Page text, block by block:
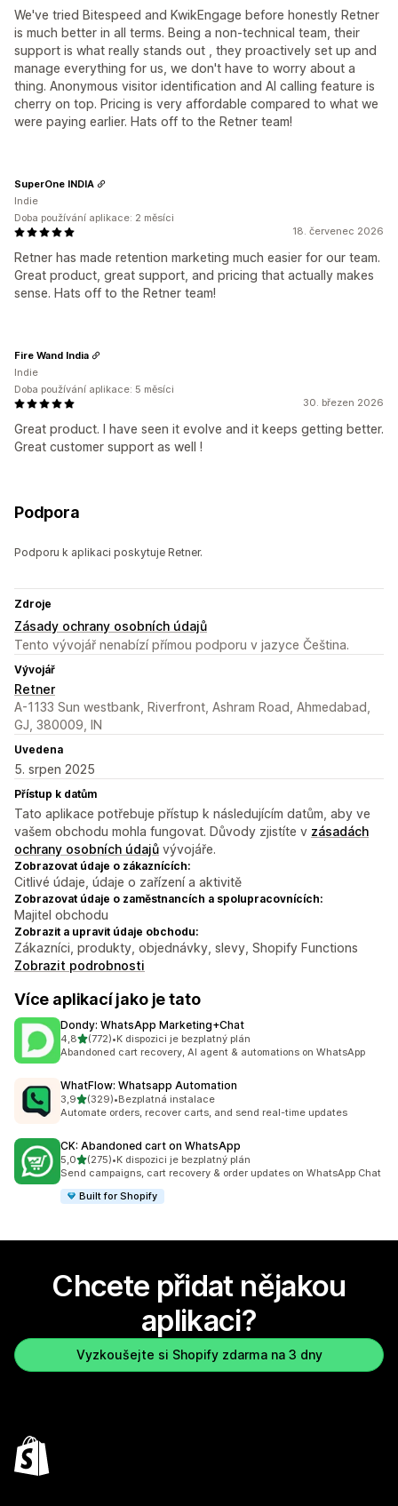
We've tried Bitespeed and KwikEngage before honestly Retner
is much better in all terms. Being a non-technical team, their
support is what really stands out , they proactively set up and
manage everything for us, we don't have to worry about a
thing. Anonymous visitor identification and AI calling feature is
cherry on top. Pricing is very affordable compared to what we
were paying earlier. Hats off to the Retner team!
18. červenec 2026
Retner has made retention marketing much easier for our team.
Great product, great support, and pricing that actually makes
sense. Hats off to the Retner team!
SuperOne INDIA
Indie
Doba používání aplikace: 2 měsíci
30. březen 2026
Great product. I have seen it evolve and it keeps getting better.
Great customer support as well !
Fire Wand India
Indie
Doba používání aplikace: 5 měsíci
Podpora
Podporu k aplikaci poskytuje Retner.
Zdroje
Zásady ochrany osobních údajů
Tento vývojář nenabízí přímou podporu v jazyce Čeština.
Vývojář
Retner
A-1133 Sun westbank, Riverfront, Ashram Road, Ahmedabad,
GJ, 380009, IN
Uvedena
5. srpen 2025
Přístup k datům
Tato aplikace potřebuje přístup k následujícím datům, aby ve
vašem obchodu mohla fungovat. Důvody zjistíte v zásadách
ochrany osobních údajů vývojáře.
Zobrazovat údaje o zákaznících:
Citlivé údaje, údaje o zařízení a aktivitě
Zobrazovat údaje o zaměstnancích a spolupracovnících:
Majitel obchodu
Zobrazit a upravit údaje obchodu:
Zákazníci, produkty, objednávky, slevy, Shopify Functions
Zobrazit podrobnosti
Více aplikací jako je tato
Dondy: WhatsApp Marketing+Chat
4,8z 5 hvězd
(772)
Celkový počet recenzí: 772
•K dispozici je bezplatný plán
Abandoned cart recovery, AI agent & automations on WhatsApp
WhatFlow: Whatsapp Automation
3,9z 5 hvězd
(329)
Celkový počet recenzí: 329
•Bezplatná instalace
Automate orders, recover carts, and send real-time updates
CK: Abandoned cart on WhatsApp
5,0z 5 hvězd
(275)
Celkový počet recenzí: 275
•K dispozici je bezplatný plán
Send campaigns, cart recovery & order updates on WhatsApp Chat
Built for Shopify
Chcete přidat nějakou
aplikaci?
Vyzkoušejte si Shopify zdarma na 3 dny